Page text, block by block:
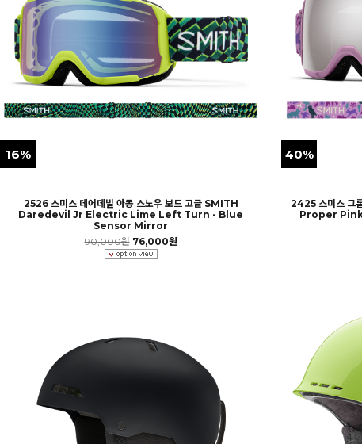
16%
2526 스미스 데어데빌 아동 스노우 보드 고글 SMITH
Daredevil Jr Electric Lime Left Turn - Blue
Sensor Mirror
90,000원 76,000원
40%
2425 스미스 그
Proper